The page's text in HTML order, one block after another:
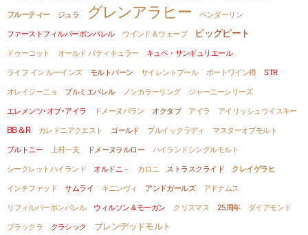
フルーティー ジュラ グレンアラヒー
ペンダーリン
ファーストフィルバーボンバレル
ウインド＆ウェーブ ビッグピート
ドゥーコット オールド パティキュラー
キュベ・サンギュリエール
ライフ イン ルーインズ
モルトバーン サイレントプール ポートワイン樽
STR
オレイジーニョ
プルミエバレル ノンカラーリング
ジャーニーシリーズ
エレメンツ･オブ･アイラ
ドメーヌパラン オクタブ アイラ アイリッシュウイスキー
BB＆R カレドニアクエスト ゴールド ブルイックラディ
マスターオブモルト
プルトニー
上村一夫 ドメーヌラルロー
ハイランドシングルモルト
シークレットハイランド
オルドニ－ カロニ ストラスクライド
クレイゲラヒ
インチファッド
サムライ キニンヴィ アンドガールズ
アドナムス
リフィルバーボンバレル
ウィルソン＆モーガン クリスマス 25周年
ダイアモンド
ブラックラ
クラシック ブレンデッドモルト